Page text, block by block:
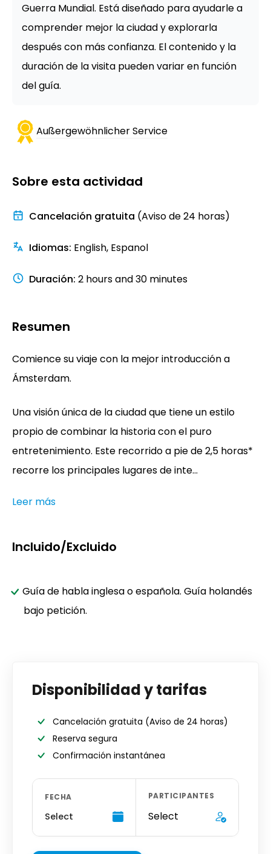
Guerra Mundial. Está diseñado para ayudarle a
comprender mejor la ciudad y explorarla
después con más confianza. El contenido y la
duración de la visita pueden variar en función
del guía.
Außergewöhnlicher Service
Sobre esta actividad
Cancelación gratuita (Aviso de 24 horas)
Idiomas: English, Espanol
Duración: 2 hours and 30 minutes
Resumen
Comience su viaje con la mejor introducción a
Ámsterdam.
Una visión única de la ciudad que tiene un estilo
propio de combinar la historia con el puro
entretenimiento. Este recorrido a pie de 2,5 horas*
recorre los principales lugares de inte...
Leer más
Incluido/Excluido
Guía de habla inglesa o española. Guía holandés
bajo petición.
Disponibilidad y tarifas
Cancelación gratuita (Aviso de 24 horas)
Reserva segura
Confirmación instantánea
FECHA
Select
PARTICIPANTES
Select